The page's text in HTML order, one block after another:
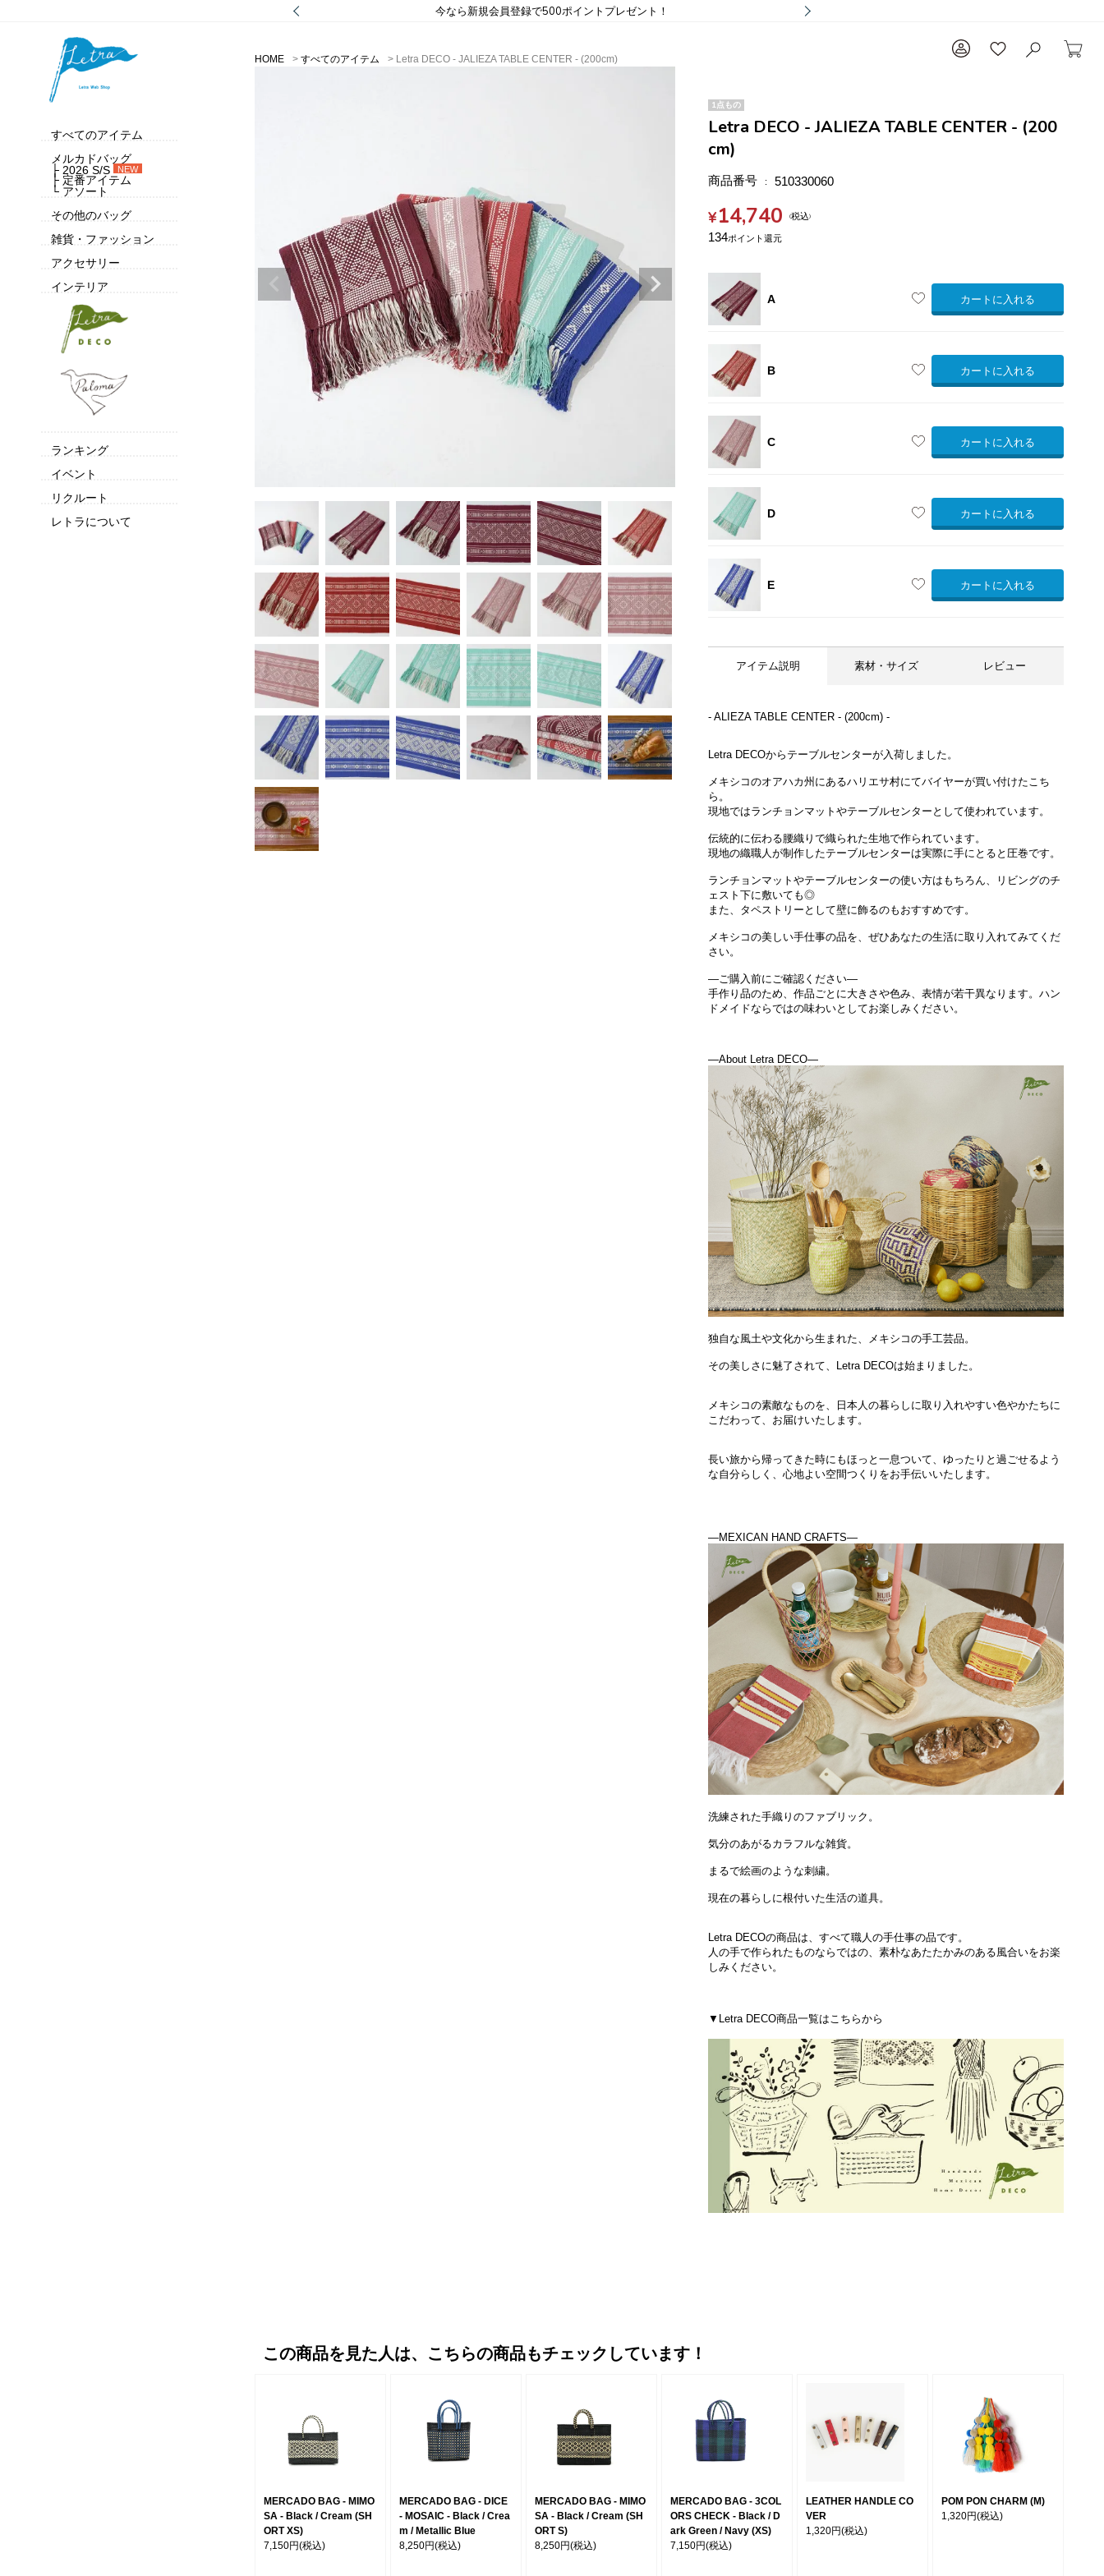
今なら新規会員登録で500ポイントプレゼント！
すべてのアイテム
メルカドバッグ
├ 2026 S/S
NEW
├ 定番アイテム
└ アソート
その他のバッグ
雑貨・ファッション
アクセサリー
インテリア
ランキング
イベント
リクルート
レトラについて
HOME すべてのアイテム Letra DECO - JALIEZA TABLE CENTER - (200cm)
1点もの
Letra DECO - JALIEZA TABLE CENTER - (200
cm)
商品番号 510330060
¥14,740 税込
134
A カートに入れる
B カートに入れる
C カートに入れる
D カートに入れる
E カートに入れる
アイテム説明 素材・サイズ レビュー
- ALIEZA TABLE CENTER - (200cm) -
Letra DECOからテーブルセンターが入荷しました。
メキシコのオアハカ州にあるハリエサ村にてバイヤーが買い付けたこち
ら。
現地ではランチョンマットやテーブルセンターとして使われています。
伝統的に伝わる腰織りで織られた生地で作られています。
現地の織職人が制作したテーブルセンターは実際に手にとると圧巻です。
ランチョンマットやテーブルセンターの使い方はもちろん、リビングのチ
ェスト下に敷いても◎
また、タペストリーとして壁に飾るのもおすすめです。
メキシコの美しい手仕事の品を、ぜひあなたの生活に取り入れてみてくだ
さい。
―ご購入前にご確認ください―
手作り品のため、作品ごとに大きさや色み、表情が若干異なります。ハン
ドメイドならではの味わいとしてお楽しみください。
―About Letra DECO―
独自な風土や文化から生まれた、メキシコの手工芸品。
その美しさに魅了されて、Letra DECOは始まりました。
メキシコの素敵なものを、日本人の暮らしに取り入れやすい色やかたちに
こだわって、お届けいたします。
長い旅から帰ってきた時にもほっと一息ついて、ゆったりと過ごせるよう
な自分らしく、心地よい空間つくりをお手伝いいたします。
―MEXICAN HAND CRAFTS―
洗練された手織りのファブリック。
気分のあがるカラフルな雑貨。
まるで絵画のような刺繍。
現在の暮らしに根付いた生活の道具。
Letra DECOの商品は、すべて職人の手仕事の品です。
人の手で作られたものならではの、素朴なあたたかみのある風合いをお楽
しみください。
▼Letra DECO商品一覧はこちらから
この商品を見た人は、こちらの商品もチェックしています！
MERCADO BAG - MIMO
SA - Black / Cream (SH
ORT XS)
7,150円(税込)
MERCADO BAG - DICE
- MOSAIC - Black / Crea
m / Metallic Blue
8,250円(税込)
MERCADO BAG - MIMO
SA - Black / Cream (SH
ORT S)
8,250円(税込)
MERCADO BAG - 3COL
ORS CHECK - Black / D
ark Green / Navy (XS)
7,150円(税込)
LEATHER HANDLE CO
VER
1,320円(税込)
POM PON CHARM (M)
1,320円(税込)